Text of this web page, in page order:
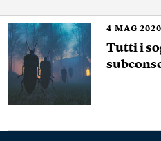
4 MAG 2020
Tutti i